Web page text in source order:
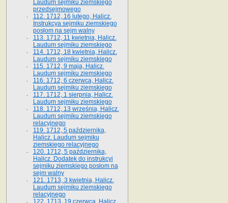
Laudum sejmiku ziemskiego
przedsejmowego
112. 1712, 16 lutego, Halicz.
Instrukcya sejmiku ziemskiego
posłom na sejm walny
113. 1712, 11 kwietnia, Halicz.
Laudum sejmiku ziemskiego
114. 1712, 18 kwietnia, Halicz.
Laudum sejmiku ziemskiego
115. 1712, 9 maja, Halicz.
Laudum sejmiku ziemskiego
116. 1712, 6 czerwca, Halicz.
Laudum sejmiku ziemskiego
117. 1712, 1 sierpnia, Halicz.
Laudum sejmiku ziemskiego
118. 1712, 13 września, Halicz.
Laudum sejmiku ziemskiego
relacyjnego
119. 1712, 5 października,
Halicz. Laudum sejmiku
ziemskiego relacyjnego
120. 1712, 5 października,
Halicz. Dodatek do instrukcyi
sejmiku ziemskiego posłom na
sejm walny
121. 1713, 3 kwietnia, Halicz.
Laudum sejmiku ziemskiego
relacyjnego
122. 1713, 19 czerwca, Halicz.